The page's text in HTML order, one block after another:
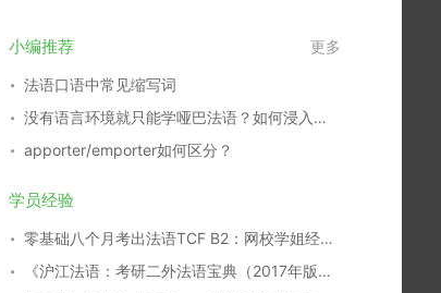
小编推荐 更多
法语口语中常见缩写词
没有语言环境就只能学哑巴法语？如何浸入式学语言！
apporter/emporter如何区分？
学员经验
零基础八个月考出法语TCF B2：网校学姐经验分享
《沪江法语：考研二外法语宝典（2017年版）》开放下载！